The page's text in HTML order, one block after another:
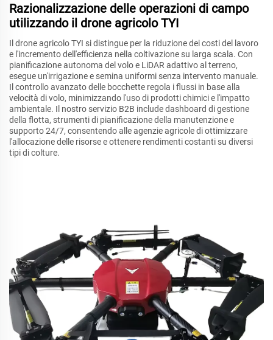
Razionalizzazione delle operazioni di campo
utilizzando il drone agricolo TYI
Il drone agricolo TYI si distingue per la riduzione dei costi del lavoro
e l'incremento dell'efficienza nella coltivazione su larga scala. Con
pianificazione autonoma del volo e LiDAR adattivo al terreno,
esegue un'irrigazione e semina uniformi senza intervento manuale.
Il controllo avanzato delle bocchette regola i flussi in base alla
velocità di volo, minimizzando l'uso di prodotti chimici e l'impatto
ambientale. Il nostro servizio B2B include dashboard di gestione
della flotta, strumenti di pianificazione della manutenzione e
supporto 24/7, consentendo alle agenzie agricole di ottimizzare
l'allocazione delle risorse e ottenere rendimenti costanti su diversi
tipi di colture.